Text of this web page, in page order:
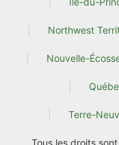
Northwest
Nouvelle-
Terre-
Tous les droits